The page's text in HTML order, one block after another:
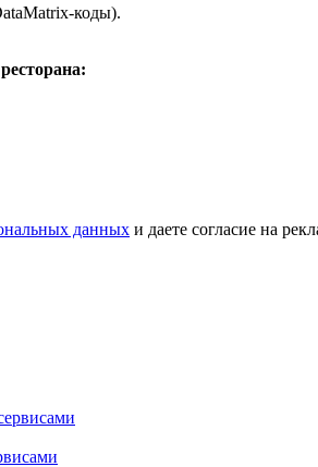
коды).
данных и даете согласие на